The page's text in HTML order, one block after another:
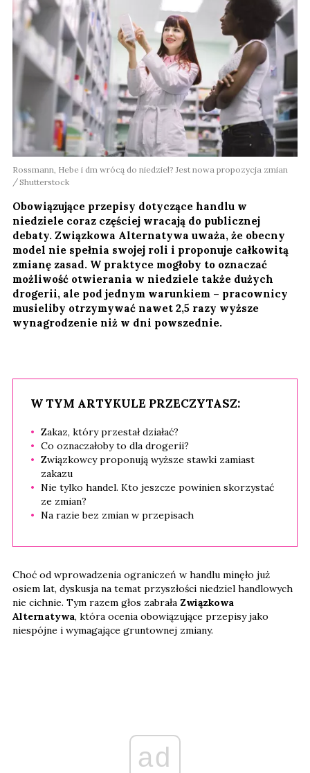
Rossmann, Hebe i dm wrócą do niedziel? Jest nowa propozycja zmian
Shutterstock
Obowiązujące przepisy dotyczące handlu w
niedziele coraz częściej wracają do publicznej
debaty. Związkowa Alternatywa uważa, że obecny
model nie spełnia swojej roli i proponuje całkowitą
zmianę zasad. W praktyce mogłoby to oznaczać
możliwość otwierania w niedziele także dużych
drogerii, ale pod jednym warunkiem – pracownicy
musieliby otrzymywać nawet 2,5 razy wyższe
wynagrodzenie niż w dni powszednie.
W TYM ARTYKULE PRZECZYTASZ:
Zakaz, który przestał działać?
Co oznaczałoby to dla drogerii?
Związkowcy proponują wyższe stawki zamiast
zakazu
Nie tylko handel. Kto jeszcze powinien skorzystać
ze zmian?
Na razie bez zmian w przepisach
Choć od wprowadzenia ograniczeń w handlu minęło już
osiem lat, dyskusja na temat przyszłości niedziel handlowych
nie cichnie. Tym razem głos zabrała Związkowa
Alternatywa, która ocenia obowiązujące przepisy jako
niespójne i wymagające gruntownej zmiany.
ad